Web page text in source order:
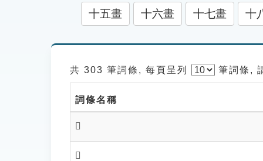
十五畫 十六畫 十七畫 十
共 303 筆詞條, 每頁呈列 筆詞條,
詞條名稱
𩬖
𩬗